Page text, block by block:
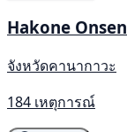
Hakone Onsen
จังหวัดคานากาวะ
184 เหตุการณ์